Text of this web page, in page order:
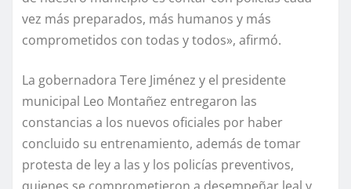
vez más preparados, más humanos y más
comprometidos con todas y todos», afirmó.
La gobernadora Tere Jiménez y el presidente
municipal Leo Montañez entregaron las
constancias a los nuevos oficiales por haber
concluido su entrenamiento, además de tomar
protesta de ley a las y los policías preventivos,